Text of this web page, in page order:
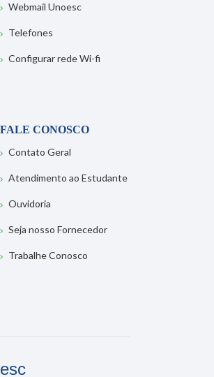
Webmail Unoesc
Telefones
Configurar rede Wi-fi
FALE CONOSCO
Contato Geral
Atendimento ao Estudante
Ouvidoria
Seja nosso Fornecedor
Trabalhe Conosco